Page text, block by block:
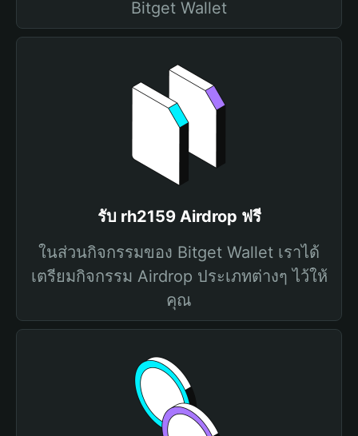
Bitget Wallet
รับ rh2159 Airdrop ฟรี
ในส่วนกิจกรรมของ Bitget Wallet เราได้
เตรียมกิจกรรม Airdrop ประเภทต่างๆ ไว้ให้
คุณ